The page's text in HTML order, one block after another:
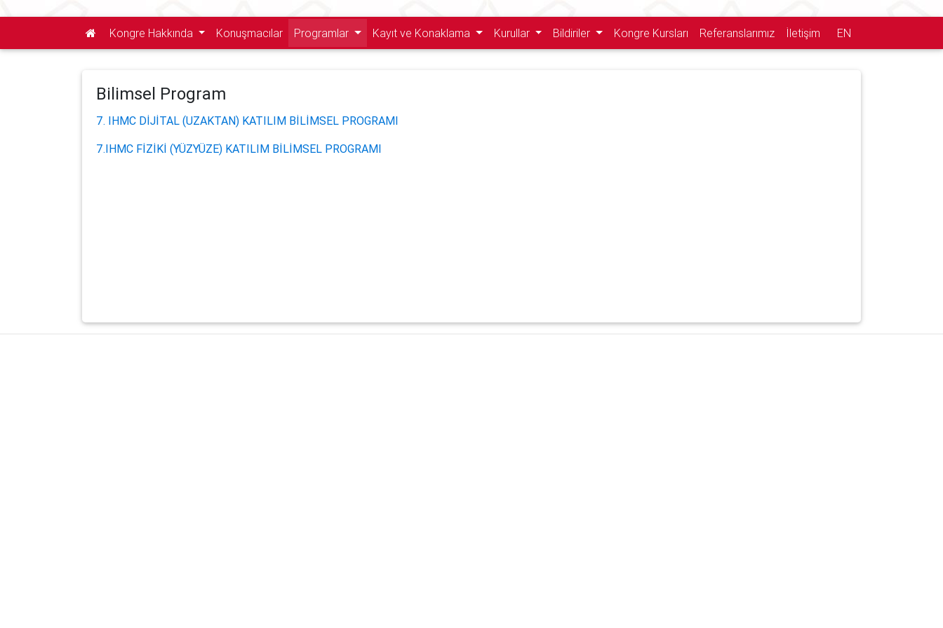
Kongre Hakkında Konuşmacılar Programlar Kayıt ve Konaklama Kurullar Bildiriler Kongre Kursları Referanslarımız İletişim EN
Bilimsel Program
7. IHMC DİJİTAL (UZAKTAN) KATILIM BİLİMSEL PROGRAMI
7.IHMC FİZİKİ (YÜZYÜZE) KATILIM BİLİMSEL PROGRAMI